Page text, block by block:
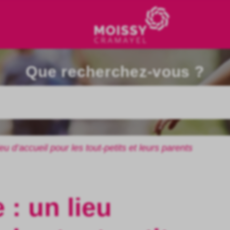
Que recherchez-vous ?
d’accueil pour les tout-petits et leurs parents
: un lieu